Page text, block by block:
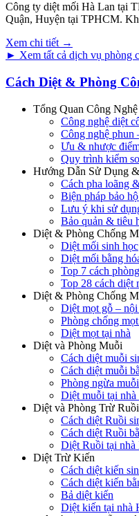
Công ty diệt mối Hà Lan tại
Quận, Huyện tại TPHCM.
Xem chi tiết →
► Xem tất cả dịch vụ phòng
Cách Diệt & Phòng
Tổng Quan Công
Công nghệ diệt
Công nghệ
Ưu & nhược
Quy trình kiểm
Hướng Dẫn Sử Dụng
Cách pha loãng
Biện pháp bảo
Lưu ý khi sử
Bảo quản & tiêu
Diệt & Phòng Chống
Diệt mối sinh học
Diệt mối bằng
Top 7 cách
Top 28 cách diệt
Diệt & Phòng Chống
Diệt mọt gỗ – nội
Phòng chống
Diệt mọt tại nhà
Diệt và Phòng Muỗi
Cách diệt muỗi
Cách diệt muỗi
Phòng ngừa
Diệt muỗi tại nhà
Diệt và Phòng Trừ Ruồi
Cách diệt Ruồi
Cách diệt Ruồi
Diệt Ruồi tại nhà
Diệt Trừ Kiến
Cách diệt kiến
Cách diệt kiến
Bả diệt kiến
Diệt kiến tại nhà